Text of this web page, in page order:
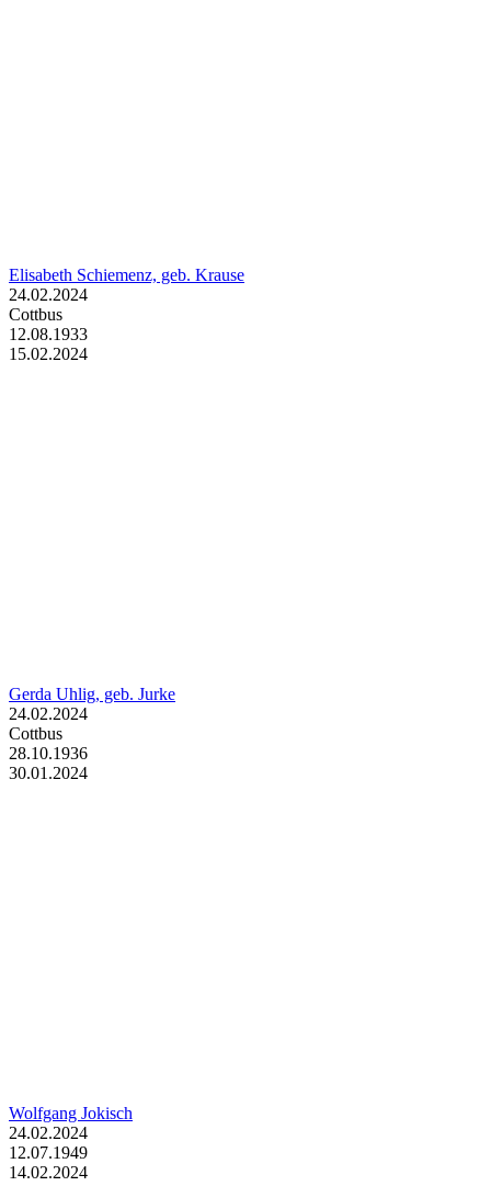
Elisabeth Schiemenz, geb. Krause
24.02.2024
Cottbus
12.08.1933
15.02.2024
Gerda Uhlig, geb. Jurke
24.02.2024
Cottbus
28.10.1936
30.01.2024
Wolfgang Jokisch
24.02.2024
12.07.1949
14.02.2024